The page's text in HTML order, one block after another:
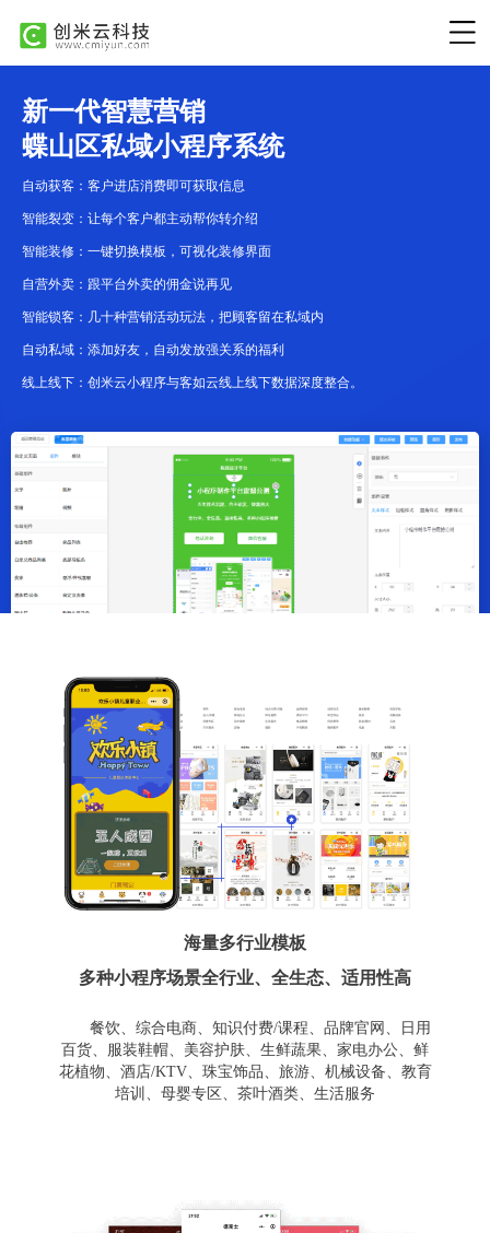
新一代智慧营销
蝶山区私域小程序系统
自动获客：客户进店消费即可获取信息
智能裂变：让每个客户都主动帮你转介绍
智能装修：一键切换模板，可视化装修界面
自营外卖：跟平台外卖的佣金说再见
智能锁客：几十种营销活动玩法，把顾客留在私域内
自动私域：添加好友，自动发放强关系的福利
线上线下：创米云小程序与客如云线上线下数据深度整合。
海量多行业模板
多种小程序场景全行业、全生态、适用性高
餐饮、综合电商、知识付费/课程、品牌官网、日用
百货、服装鞋帽、美容护肤、生鲜蔬果、家电办公、鲜
花植物、酒店/KTV、珠宝饰品、旅游、机械设备、教育
培训、母婴专区、茶叶酒类、生活服务